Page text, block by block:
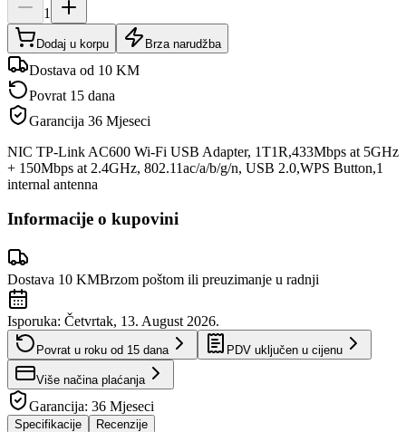
1
Dodaj u korpu Brza narudžba
Dostava od 10 KM
Povrat 15 dana
Garancija 36 Mjeseci
NIC TP-Link AC600 Wi-Fi USB Adapter, 1T1R,433Mbps at 5GHz
+ 150Mbps at 2.4GHz, 802.11ac/a/b/g/n, USB 2.0,WPS Button,1
internal antenna
Informacije o kupovini
Dostava 10 KMBrzom poštom ili preuzimanje u radnji
Isporuka: Četvrtak, 13. August 2026.
Povrat u roku od 15 dana PDV uključen u cijenu
Više načina plaćanja
Garancija: 36 Mjeseci
Specifikacije Recenzije